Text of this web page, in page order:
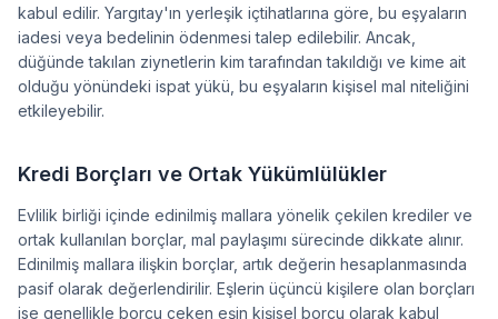
kabul edilir. Yargıtay'ın yerleşik içtihatlarına göre, bu eşyaların
iadesi veya bedelinin ödenmesi talep edilebilir. Ancak,
düğünde takılan ziynetlerin kim tarafından takıldığı ve kime ait
olduğu yönündeki ispat yükü, bu eşyaların kişisel mal niteliğini
etkileyebilir.
Kredi Borçları ve Ortak Yükümlülükler
Evlilik birliği içinde edinilmiş mallara yönelik çekilen krediler ve
ortak kullanılan borçlar, mal paylaşımı sürecinde dikkate alınır.
Edinilmiş mallara ilişkin borçlar, artık değerin hesaplanmasında
pasif olarak değerlendirilir. Eşlerin üçüncü kişilere olan borçları
ise genellikle borcu çeken eşin kişisel borcu olarak kabul